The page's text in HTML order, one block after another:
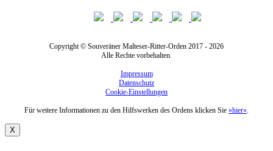
Copyright © Souveräner Malteser-Ritter-Orden 2017 - 2026
Alle Rechte vorbehalten.
Impressum
Datenschutz
Cookie-Einstellungen
Für weitere Informationen zu den Hilfswerken des Ordens klicken Sie »hier«.
X